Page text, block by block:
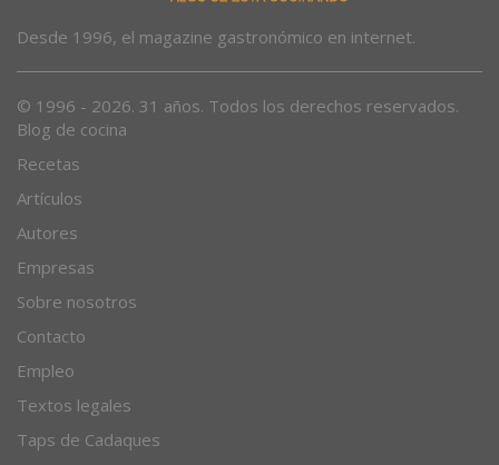
Desde 1996, el magazine gastronómico en internet.
© 1996 - 2026. 31 años. Todos los derechos reservados.
Blog de cocina
Recetas
Artículos
Autores
Empresas
Sobre nosotros
Contacto
Empleo
Textos legales
Taps de Cadaques